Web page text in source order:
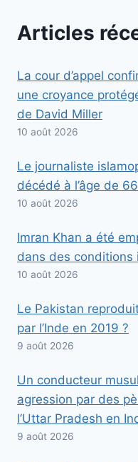
Articles
La cour d’appel
une croyance
de David Miller
10 août 2026
Le journaliste
décédé à l’âge de
10 août 2026
Imran Khan a été
dans des conditions
10 août 2026
Le Pakistan
par l’Inde en 2019 ?
9 août 2026
Un conducteur
agression par des
l’Uttar Pradesh en
9 août 2026